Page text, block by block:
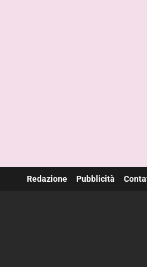
Redazione Pubblicità